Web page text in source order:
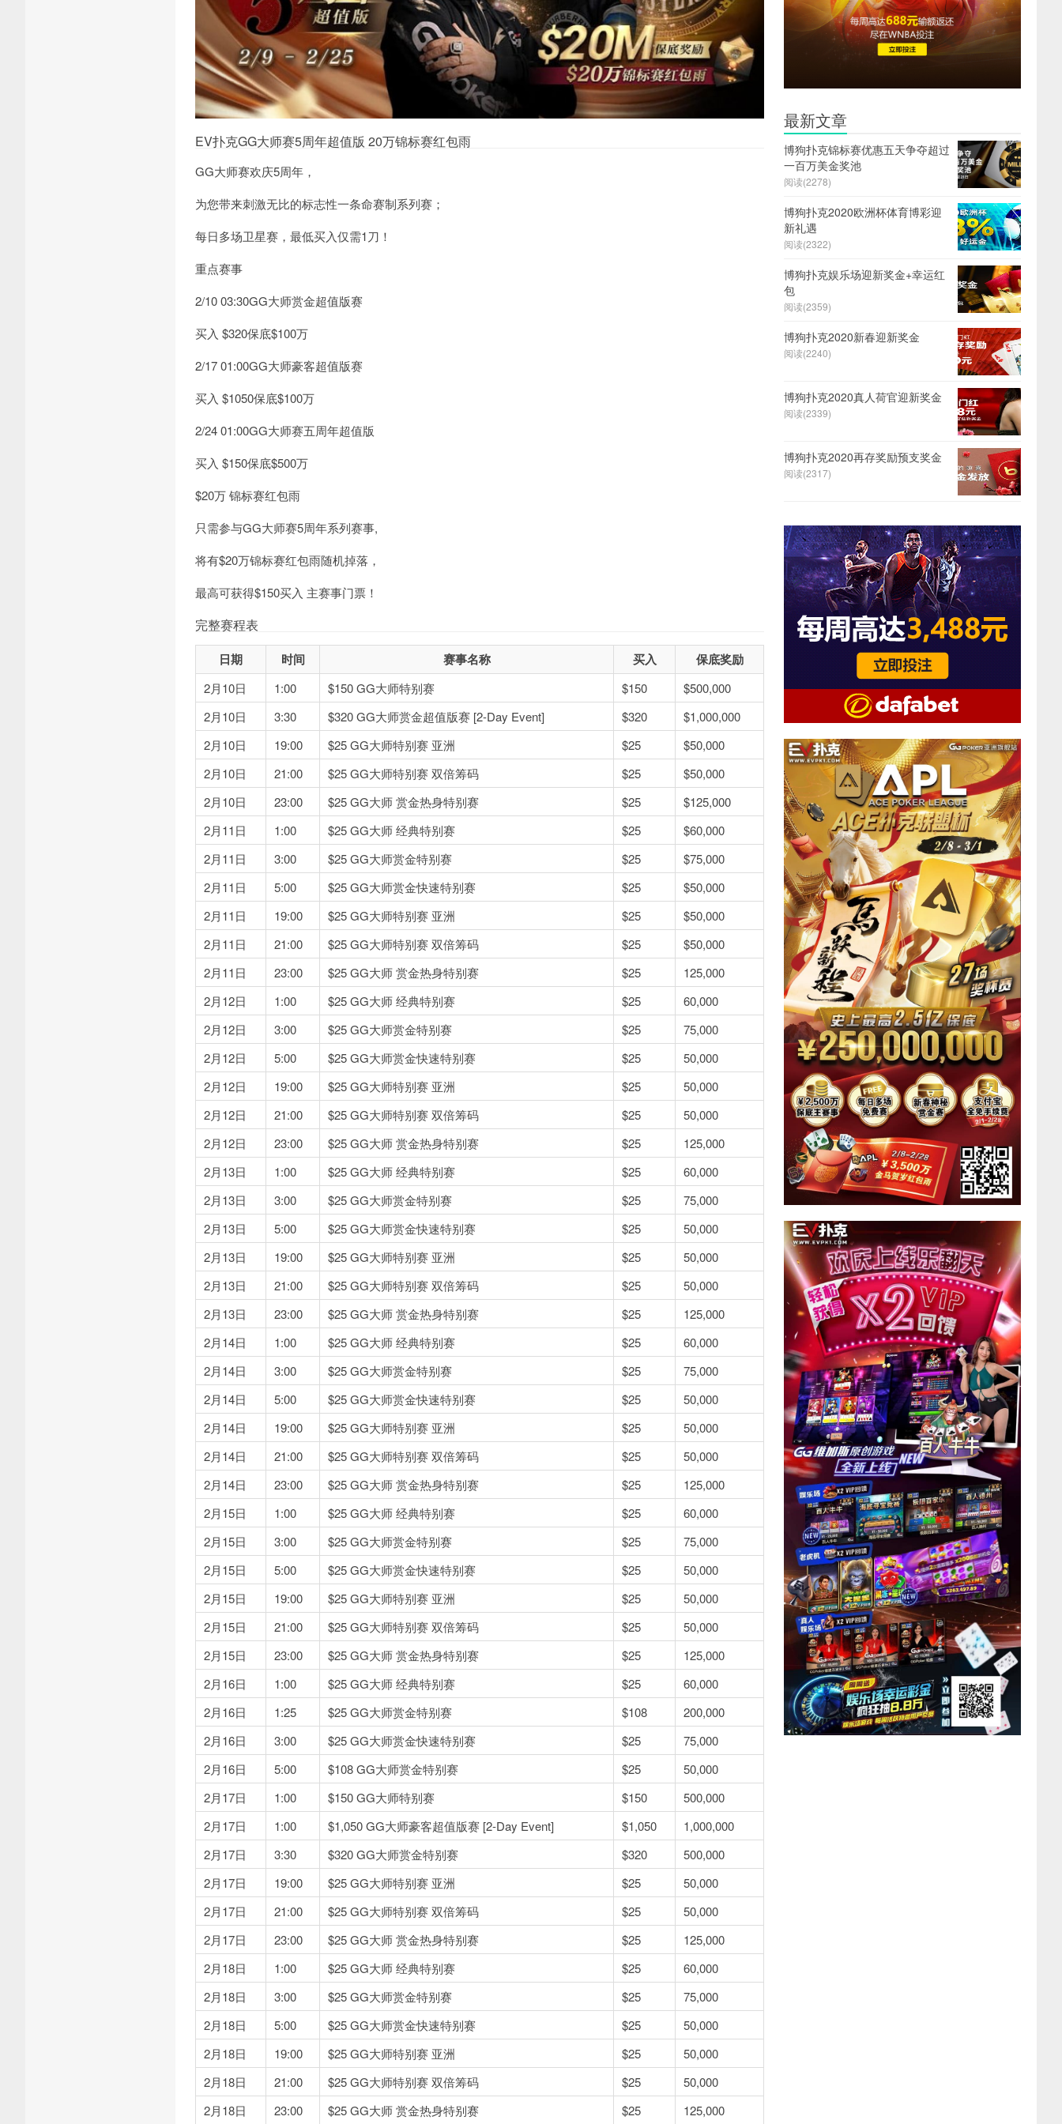
EV扑克GG大师赛5周年超值版 20万锦标赛红包雨
GG大师赛欢庆5周年，
为您带来刺激无比的标志性一条命赛制系列赛；
每日多场卫星赛，最低买入仅需1刀！
重点赛事
2/10 03:30GG大师赏金超值版赛
买入 $320保底$100万
2/17 01:00GG大师豪客超值版赛
买入 $1050保底$100万
2/24 01:00GG大师赛五周年超值版
买入 $150保底$500万
$20万 锦标赛红包雨
只需参与GG大师赛5周年系列赛事,
将有$20万锦标赛红包雨随机掉落，
最高可获得$150买入 主赛事门票！
完整赛程表
日期 时间 赛事名称 买入 保底奖励
2月10日 1:00 $150 GG大师特别赛 $150
$500,000
2月10日
3:30 $320 GG大师赏金超值版赛 [2-Day Event] $320
$1,000,000
2月10日
19:00 $25 GG大师特别赛 亚洲 $25
$50,000
2月10日
21:00 $25 GG大师特别赛 双倍筹码 $25
$50,000
2月10日
23:00 $25 GG大师 赏金热身特别赛 $25
$125,000
2月11日
1:00 $25 GG大师 经典特别赛 $25
$60,000
2月11日
3:00 $25 GG大师赏金特别赛 $25
$75,000
2月11日
5:00 $25 GG大师赏金快速特别赛 $25
$50,000
2月11日
19:00 $25 GG大师特别赛 亚洲 $25
$50,000
2月11日
21:00 $25 GG大师特别赛 双倍筹码 $25
$50,000
2月11日
23:00 $25 GG大师 赏金热身特别赛 $25
125,000
2月12日
1:00 $25 GG大师 经典特别赛 $25
60,000
2月12日
3:00 $25 GG大师赏金特别赛 $25
75,000
2月12日
5:00 $25 GG大师赏金快速特别赛 $25
50,000
2月12日
19:00 $25 GG大师特别赛 亚洲 $25
50,000
2月12日
21:00 $25 GG大师特别赛 双倍筹码 $25
50,000
2月12日
23:00 $25 GG大师 赏金热身特别赛 $25
125,000
2月13日
1:00 $25 GG大师 经典特别赛 $25
60,000
2月13日
3:00 $25 GG大师赏金特别赛 $25
75,000
2月13日
5:00 $25 GG大师赏金快速特别赛 $25
50,000
2月13日
19:00 $25 GG大师特别赛 亚洲 $25
50,000
2月13日
21:00 $25 GG大师特别赛 双倍筹码 $25
50,000
2月13日
23:00 $25 GG大师 赏金热身特别赛 $25
125,000
2月14日
1:00 $25 GG大师 经典特别赛 $25
60,000
2月14日
3:00 $25 GG大师赏金特别赛 $25
75,000
2月14日
5:00 $25 GG大师赏金快速特别赛 $25
50,000
2月14日
19:00 $25 GG大师特别赛 亚洲 $25
50,000
2月14日
21:00 $25 GG大师特别赛 双倍筹码 $25
50,000
2月14日
23:00 $25 GG大师 赏金热身特别赛 $25
125,000
2月15日
1:00 $25 GG大师 经典特别赛 $25
60,000
2月15日
3:00 $25 GG大师赏金特别赛 $25
75,000
2月15日
5:00 $25 GG大师赏金快速特别赛 $25
50,000
2月15日
19:00 $25 GG大师特别赛 亚洲 $25
50,000
2月15日
21:00 $25 GG大师特别赛 双倍筹码 $25
50,000
2月15日
23:00 $25 GG大师 赏金热身特别赛 $25
125,000
2月16日
1:00 $25 GG大师 经典特别赛 $25
60,000
2月16日
1:25 $25 GG大师赏金特别赛 $108
200,000
2月16日
3:00 $25 GG大师赏金快速特别赛 $25
75,000
2月16日
5:00 $108 GG大师赏金特别赛 $25
50,000
2月17日
1:00 $150 GG大师特别赛 $150
500,000
2月17日
1:00 $1,050 GG大师豪客超值版赛 [2-Day Event] $1,050
1,000,000
2月17日
3:30 $320 GG大师赏金特别赛 $320
500,000
2月17日
19:00 $25 GG大师特别赛 亚洲 $25
50,000
2月17日
21:00 $25 GG大师特别赛 双倍筹码 $25
50,000
2月17日
23:00 $25 GG大师 赏金热身特别赛 $25
125,000
2月18日
1:00 $25 GG大师 经典特别赛 $25
60,000
2月18日
3:00 $25 GG大师赏金特别赛 $25
75,000
2月18日
5:00 $25 GG大师赏金快速特别赛 $25
50,000
2月18日
19:00 $25 GG大师特别赛 亚洲 $25
50,000
2月18日
21:00 $25 GG大师特别赛 双倍筹码 $25
50,000
2月18日
23:00 $25 GG大师 赏金热身特别赛 $25 125,000
最新文章
博狗扑克锦标赛优惠五天争夺超过
一百万美金奖池
阅读(2278)
博狗扑克2020欧洲杯体育博彩迎
新礼遇
阅读(2322)
博狗扑克娱乐场迎新奖金+幸运红
包
阅读(2359)
博狗扑克2020新春迎新奖金
阅读(2240)
博狗扑克2020真人荷官迎新奖金
阅读(2339)
博狗扑克2020再存奖励预支奖金
阅读(2317)